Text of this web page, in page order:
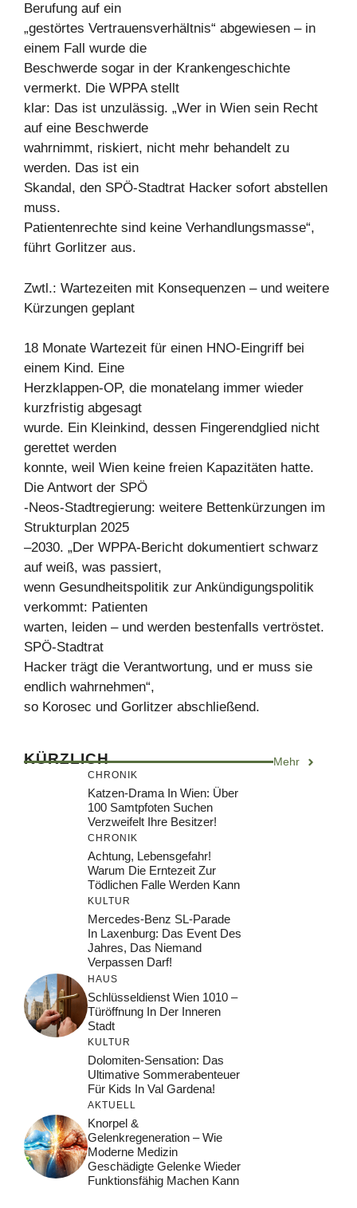
Berufung auf ein
„gestörtes Vertrauensverhältnis“ abgewiesen – in
einem Fall wurde die
Beschwerde sogar in der Krankengeschichte
vermerkt. Die WPPA stellt
klar: Das ist unzulässig. „Wer in Wien sein Recht
auf eine Beschwerde
wahrnimmt, riskiert, nicht mehr behandelt zu
werden. Das ist ein
Skandal, den SPÖ-Stadtrat Hacker sofort abstellen
muss.
Patientenrechte sind keine Verhandlungsmasse“,
führt Gorlitzer aus.
Zwtl.: Wartezeiten mit Konsequenzen – und weitere
Kürzungen geplant
18 Monate Wartezeit für einen HNO-Eingriff bei
einem Kind. Eine
Herzklappen-OP, die monatelang immer wieder
kurzfristig abgesagt
wurde. Ein Kleinkind, dessen Fingerendglied nicht
gerettet werden
konnte, weil Wien keine freien Kapazitäten hatte.
Die Antwort der SPÖ
-Neos-Stadtregierung: weitere Bettenkürzungen im
Strukturplan 2025
–2030. „Der WPPA-Bericht dokumentiert schwarz
auf weiß, was passiert,
wenn Gesundheitspolitik zur Ankündigungspolitik
verkommt: Patienten
warten, leiden – und werden bestenfalls vertröstet.
SPÖ-Stadtrat
Hacker trägt die Verantwortung, und er muss sie
endlich wahrnehmen“,
so Korosec und Gorlitzer abschließend.
KÜRZLICH Mehr
CHRONIK
Katzen-Drama In Wien: Über
100 Samtpfoten Suchen
Verzweifelt Ihre Besitzer!
CHRONIK
Achtung, Lebensgefahr!
Warum Die Erntezeit Zur
Tödlichen Falle Werden Kann
KULTUR
Mercedes-Benz SL-Parade
In Laxenburg: Das Event Des
Jahres, Das Niemand
Verpassen Darf!
HAUS
Schlüsseldienst Wien 1010 –
Türöffnung In Der Inneren
Stadt
KULTUR
Dolomiten-Sensation: Das
Ultimative Sommerabenteuer
Für Kids In Val Gardena!
AKTUELL
Knorpel &
Gelenkregeneration – Wie
Moderne Medizin
Geschädigte Gelenke Wieder
Funktionsfähig Machen Kann